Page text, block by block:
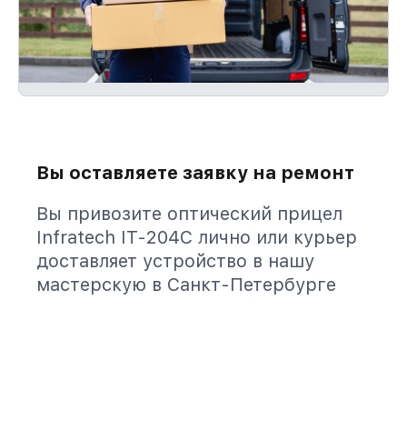
Вы оставляете заявку на ремонт
Вы привозите оптический прицел
Infratech IT-204C лично или курьер
доставляет устройство в нашу
мастерскую в Санкт-Петербурге